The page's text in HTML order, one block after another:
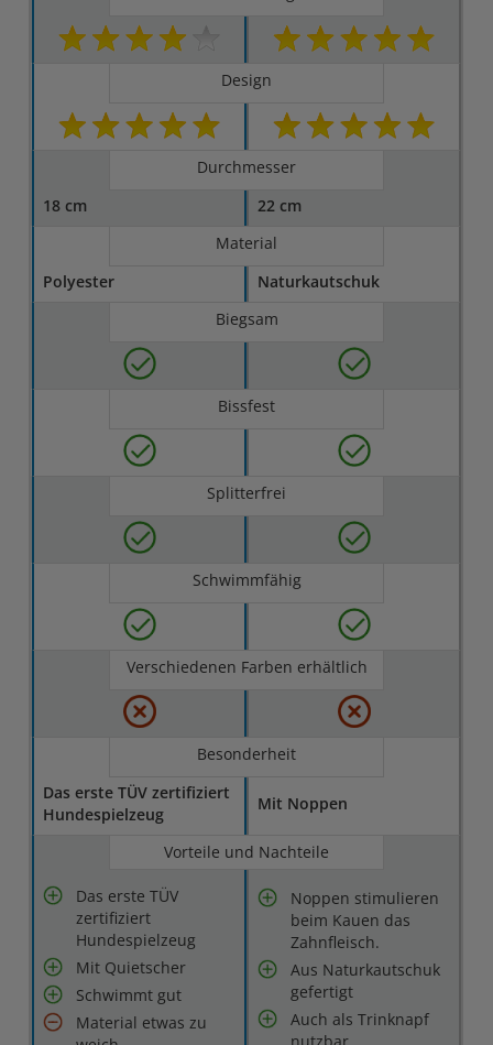
Design
Durchmesser
18 cm
22 cm
Material
Polyester
Naturkautschuk
Biegsam
Bissfest
Splitterfrei
Schwimmfähig
Verschiedenen Farben erhältlich
Besonderheit
Das erste TÜV zertifiziert
Hundespielzeug
Mit Noppen
Vorteile und Nachteile
Das erste TÜV
zertifiziert
Hundespielzeug
Mit Quietscher
Schwimmt gut
Material etwas zu
Noppen stimulieren
beim Kauen das
Zahnfleisch.
Aus Naturkautschuk
gefertigt
Auch als Trinknapf